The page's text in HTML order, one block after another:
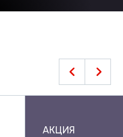
АКЦИЯ